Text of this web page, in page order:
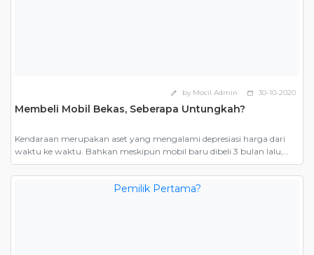
edit by Mocil Admin calendar_today 30-10-2020
Membeli Mobil Bekas, Seberapa Untungkah?
Kendaraan merupakan aset yang mengalami depresiasi harga dari
waktu ke waktu. Bahkan meskipun mobil baru dibeli 3 bulan lalu,
ketika dijual harganya tetap harus mengikuti harga jual mobil bekas.
Inilah salah satu yang menjadi alasan mengapa banyak orang
mengatakan bahwa membeli mobil bekas lebih murah. Namun,